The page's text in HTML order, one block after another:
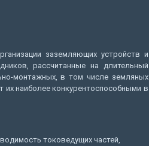
заземляющих устройств и
рассчитанные на длительный
монтажных, в том числе земляных
их наиболее конкурентоспособными в
токоведущих частей,